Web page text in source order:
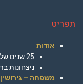
תפריט
אודות
25 שנים של ניסיון | אודות עו"ד | נוטריון ומגשר | נתניה |
ניצחונות
משפחה – גירושין